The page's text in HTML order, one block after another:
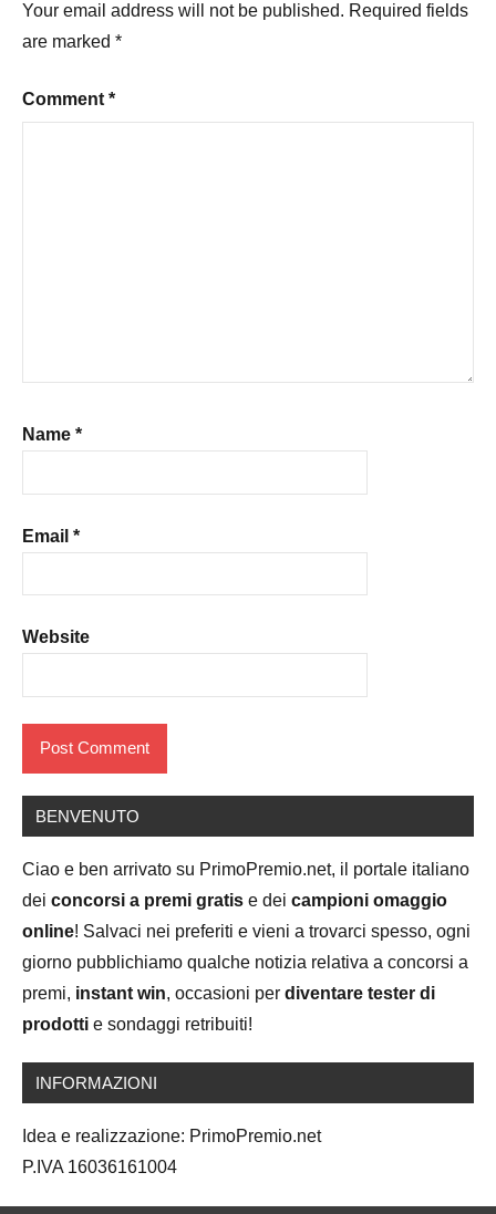
Your email address will not be published. Required fields
are marked *
Comment *
Name *
Email *
Website
BENVENUTO
Ciao e ben arrivato su PrimoPremio.net, il portale italiano
dei concorsi a premi gratis e dei campioni omaggio
online! Salvaci nei preferiti e vieni a trovarci spesso, ogni
giorno pubblichiamo qualche notizia relativa a concorsi a
premi, instant win, occasioni per diventare tester di
prodotti e sondaggi retribuiti!
INFORMAZIONI
Idea e realizzazione: PrimoPremio.net
P.IVA 16036161004